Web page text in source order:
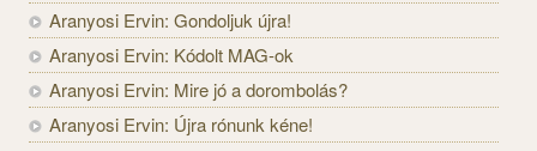
Aranyosi Ervin: Gondoljuk újra!
Aranyosi Ervin: Kódolt MAG-ok
Aranyosi Ervin: Mire jó a dorombolás?
Aranyosi Ervin: Újra rónunk kéne!